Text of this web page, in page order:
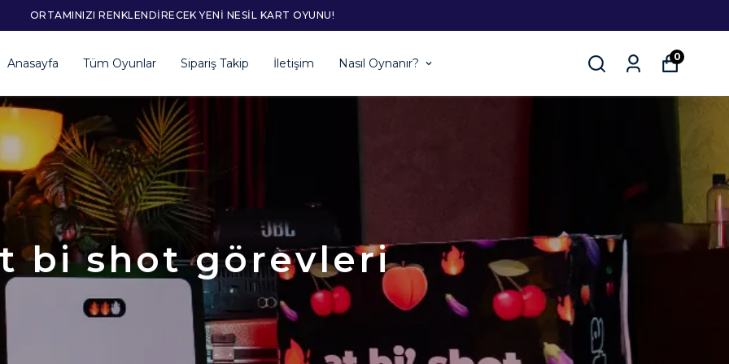
ORTAMINIZI RENKLENDIRECEK YENI NESIL KART OYUNU!
Anasayfa Tüm Oyunlar Sipariş Takip İletişim Nasıl Oynanır? 0
bi shot görevleri